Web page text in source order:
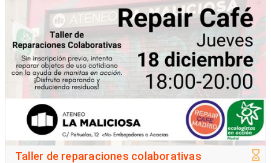
Taller de reparaciones colaborativas